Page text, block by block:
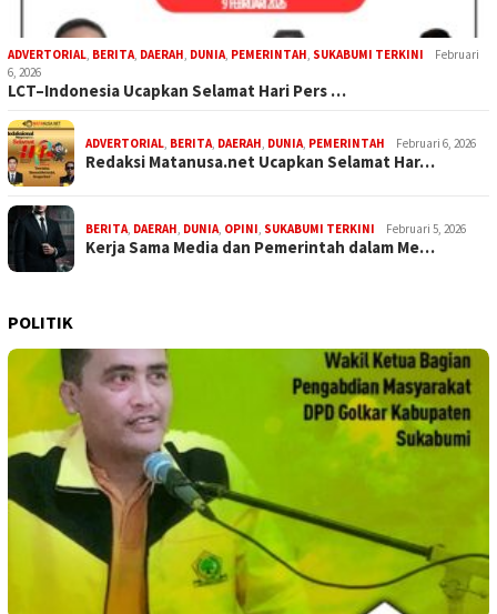
ADVERTORIAL BERITA DAERAH DUNIA PEMERINTAH SUKABUMI TERKINI
Februari
6, 2026
LCT–Indonesia Ucapkan Selamat Hari Pers …
ADVERTORIAL BERITA DAERAH DUNIA PEMERINTAH Februari 6, 2026
Redaksi Matanusa.net Ucapkan Selamat Har…
BERITA DAERAH DUNIA OPINI SUKABUMI TERKINI Februari 5, 2026
Kerja Sama Media dan Pemerintah dalam Me…
POLITIK